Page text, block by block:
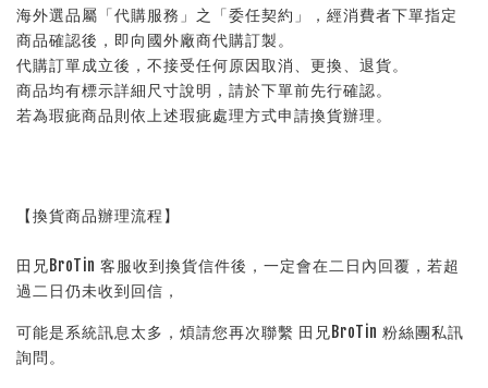
海外選品屬「代購服務」之「委任契約」，經消費者下單指定
商品確認後，即向國外廠商代購訂製。
代購訂單成立後，不接受任何原因取消、更換、退貨。
商品均有標示詳細尺寸說明，請於下單前先行確認。
若為瑕疵商品則依上述瑕疵處理方式申請換貨辦理。
【換貨商品辦理流程】
田兄BroTin 客服收到換貨信件後，一定會在二日內回覆，若超
過二日仍未收到回信，
可能是系統訊息太多，煩請您再次聯繫 田兄BroTin 粉絲團私訊
詢問。